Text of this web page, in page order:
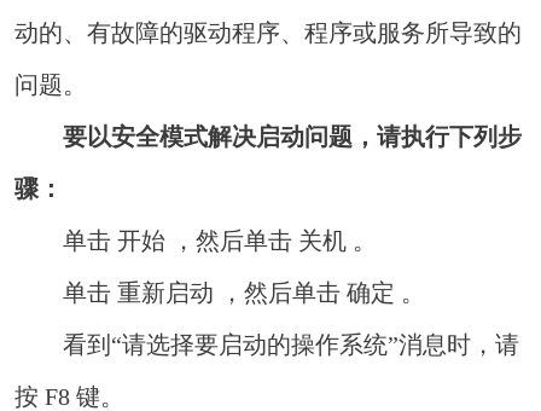
动的、有故障的驱动程序、程序或服务所导致的
问题。
要以安全模式解决启动问题，请执行下列步
骤：
单击 开始 ，然后单击 关机 。
单击 重新启动 ，然后单击 确定 。
看到“请选择要启动的操作系统”消息时，请
按 F8 键。